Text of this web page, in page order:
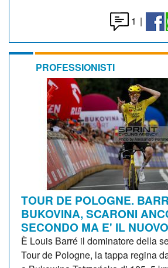
1 |
PROFESSIONISTI
TOUR DE POLOGNE.
BUKOVINA, SCARONI
SECONDO MA E' IL
È Louis Barré il dominatore della
Tour de Pologne, la tappa regina